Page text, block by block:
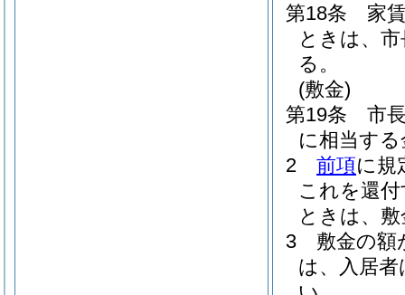
第18条
家
ときは、
る。
(敷金)
第19条
市
に相当す
2
前項に規
これを還
ときは、
3
敷金の額
は、入居